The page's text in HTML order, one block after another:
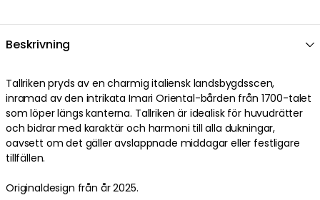
Beskrivning
Tallriken pryds av en charmig italiensk landsbygdsscen,
inramad av den intrikata Imari Oriental-bården från 1700-talet
som löper längs kanterna. Tallriken är idealisk för huvudrätter
och bidrar med karaktär och harmoni till alla dukningar,
oavsett om det gäller avslappnade middagar eller festligare
tillfällen.
Originaldesign från år 2025.